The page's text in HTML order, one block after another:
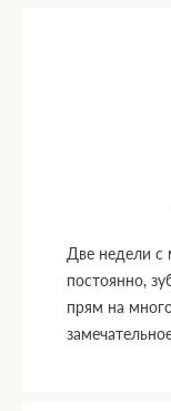
Две недели с
постоянно,
прям на